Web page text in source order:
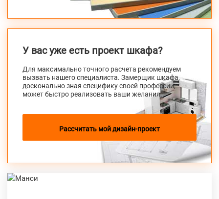
У вас уже есть проект шкафа?
Для максимально точного расчета рекомендуем
вызвать нашего специалиста. Замерщик шкафа,
досконально зная специфику своей профессии,
может быстро реализовать ваши желания.
Рассчитать мой дизайн-проект